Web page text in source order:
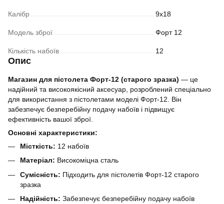
Калібр 9х18
Модель зброї Форт 12
Кількість набоїв 12
Опис
Магазин для пістолета Форт-12 (старого зразка) — це
надійний та високоякісний аксесуар, розроблений спеціально
для використання з пістолетами моделі Форт-12. Він
забезпечує безперебійну подачу набоїв і підвищує
ефективність вашої зброї.
Основні характеристики:
Місткість: 12 набоїв
Матеріал: Високоміцна сталь
Сумісність: Підходить для пістолетів Форт-12 старого
зразка
Надійність: Забезпечує безперебійну подачу набоїв